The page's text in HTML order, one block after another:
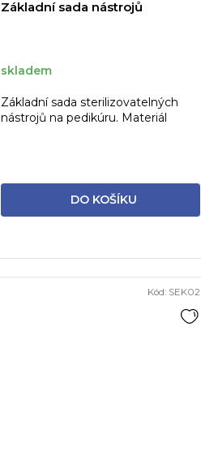
Základní sada nástrojů
skladem
DO KOŠÍKU
Základní sada sterilizovatelných
nástrojů na pedikúru. Materiál
Kód: SEK02